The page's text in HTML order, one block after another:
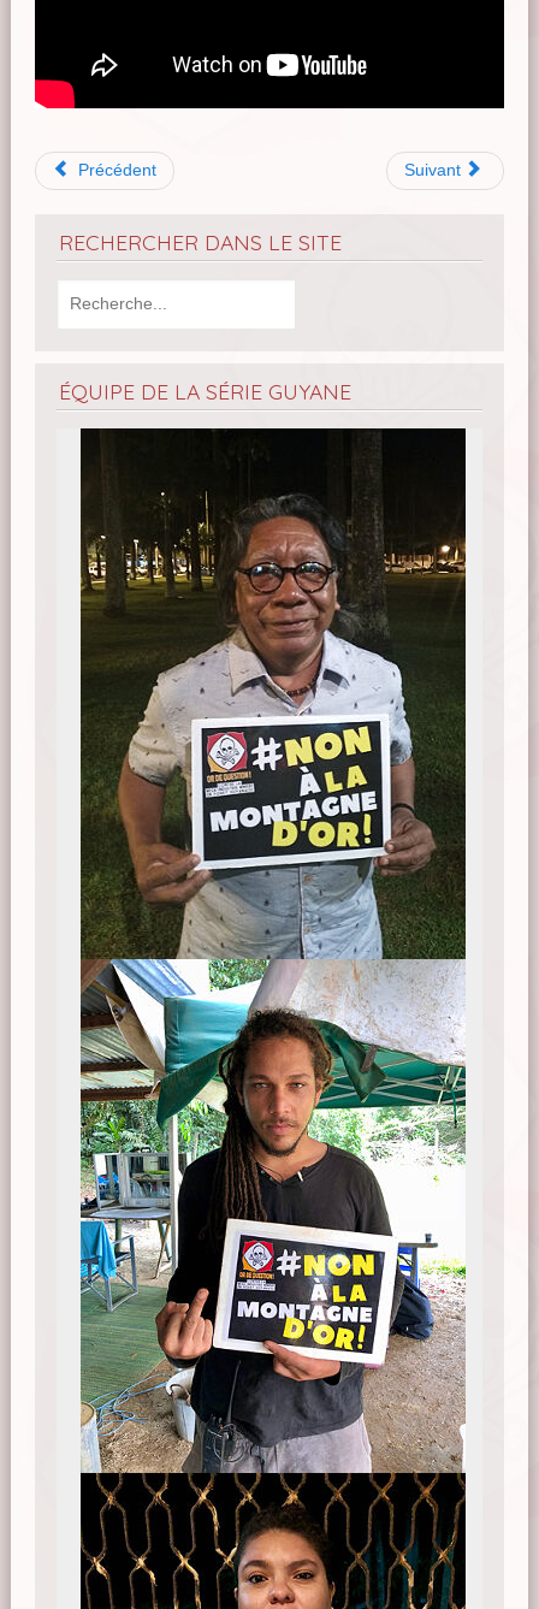
Précédent Suivant
RECHERCHER DANS LE SITE
ÉQUIPE DE LA SÉRIE GUYANE